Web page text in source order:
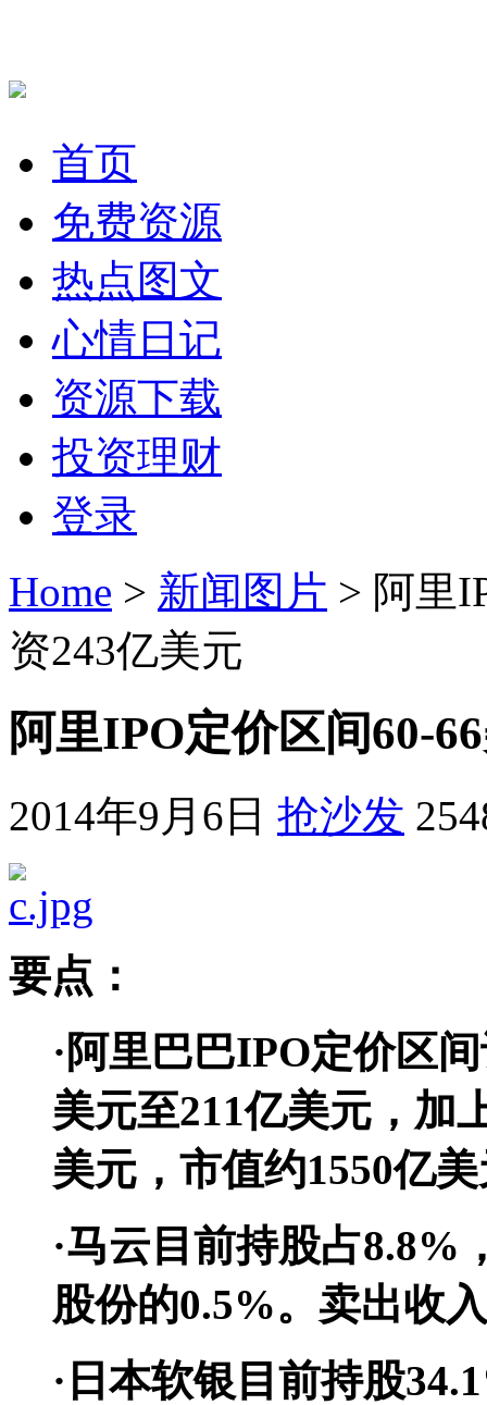
首页
免费资源
热点图文
心情日记
资源下载
投资理财
登录
Home > 新闻图片 > 阿里
资243亿美元
阿里IPO定价区间60-
2014年9月6日 抢沙发
要点：
·阿里巴巴IPO定价区
美元至211亿美元，加
美元，市值约1550亿
·马云 目前持股占8.8%
股份的0.5%。卖出收
·日本软银目前持股